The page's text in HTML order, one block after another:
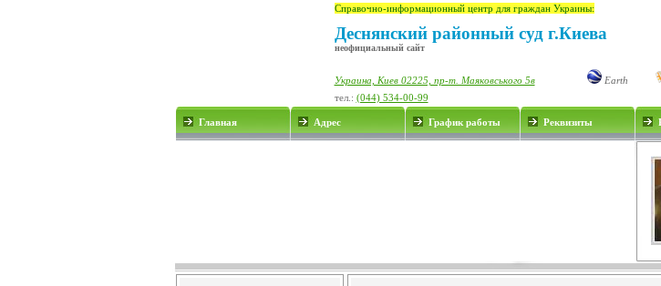
Справочно-информационный центр для граждан Украины:
Деснянский районный суд г.Киева
неофициальный сайт
Украина, Киев 02225, пр-т. Маяковського 5в Earth
тел.: (044) 534-00-99
Главная Адрес График работы Реквизиты